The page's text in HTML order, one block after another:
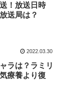
！放送日時
送局は？
2022.03.30
ラは？ラミリ
療養より復